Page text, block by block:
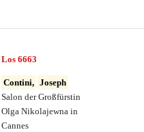
Los 6663
Contini, Joseph
Salon der Großfürstin
Olga Nikolajewna in
Cannes